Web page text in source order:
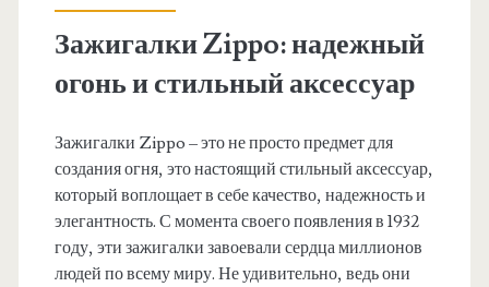
Зажигалки Zippo: надежный
огонь и стильный аксессуар
Зажигалки Zippo – это не просто предмет для
создания огня, это настоящий стильный аксессуар,
который воплощает в себе качество, надежность и
элегантность. С момента своего появления в 1932
году, эти зажигалки завоевали сердца миллионов
людей по всему миру. Не удивительно, ведь они